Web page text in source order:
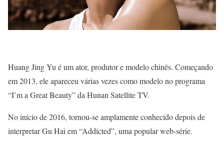
Huang Jing Yu é um ator, produtor e modelo chinês. Começando
em 2013, ele apareceu várias vezes como modelo no programa
“I’m a Great Beauty” da Hunan Satellite TV.
No início de 2016, tornou-se amplamente conhecido depois de
interpretar Gu Hai em “Addicted”, uma popular web-série.